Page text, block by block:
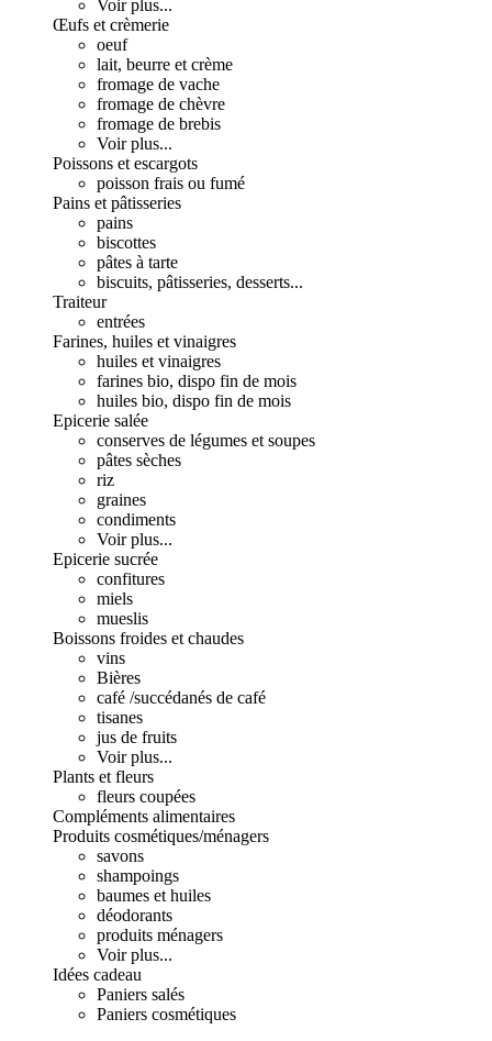
Voir plus...
Œufs et crèmerie
oeuf
lait, beurre et crème
fromage de vache
fromage de chèvre
fromage de brebis
Voir plus...
Poissons et escargots
poisson frais ou fumé
Pains et pâtisseries
pains
biscottes
pâtes à tarte
biscuits, pâtisseries, desserts...
Traiteur
entrées
Farines, huiles et vinaigres
huiles et vinaigres
farines bio, dispo fin de mois
huiles bio, dispo fin de mois
Epicerie salée
conserves de légumes et soupes
pâtes sèches
riz
graines
condiments
Voir plus...
Epicerie sucrée
confitures
miels
mueslis
Boissons froides et chaudes
vins
Bières
café /succédanés de café
tisanes
jus de fruits
Voir plus...
Plants et fleurs
fleurs coupées
Compléments alimentaires
Produits cosmétiques/ménagers
savons
shampoings
baumes et huiles
déodorants
produits ménagers
Voir plus...
Idées cadeau
Paniers salés
Paniers cosmétiques